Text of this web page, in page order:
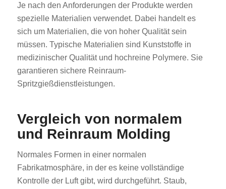
Je nach den Anforderungen der Produkte werden
spezielle Materialien verwendet. Dabei handelt es
sich um Materialien, die von hoher Qualität sein
müssen. Typische Materialien sind Kunststoffe in
medizinischer Qualität und hochreine Polymere. Sie
garantieren sichere Reinraum-
Spritzgießdienstleistungen.
Vergleich von normalem
und Reinraum Molding
Normales Formen in einer normalen
Fabrikatmosphäre, in der es keine vollständige
Kontrolle der Luft gibt, wird durchgeführt. Staub,